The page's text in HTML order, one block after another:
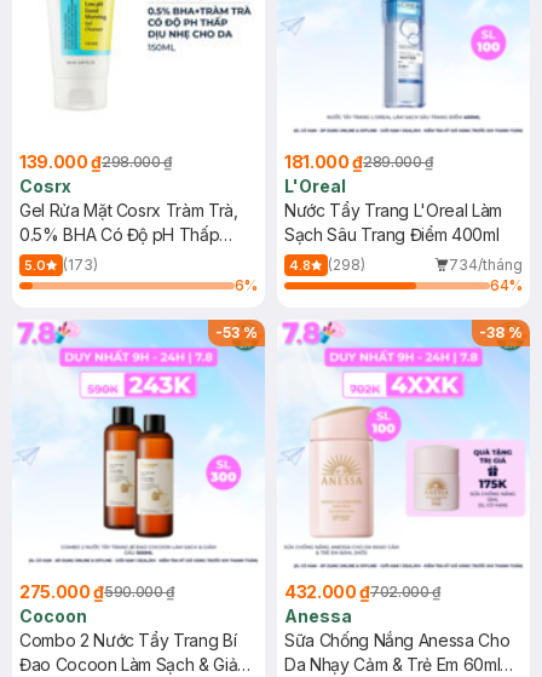
139.000 ₫298.000 ₫
Cosrx
Gel Rửa Mặt Cosrx Tràm Trà,
0.5% BHA Có Độ pH Thấp
150ml
5.0
(173)
6%
181.000 ₫289.000 ₫
L'Oreal
Nước Tẩy Trang L'Oreal Làm
Sạch Sâu Trang Điểm 400ml
4.8 (298)
734/tháng
64%
-53%
275.000 ₫590.000 ₫
Cocoon
Combo 2 Nước Tẩy Trang Bí
Đao Cocoon Làm Sạch & Giảm
-38%
432.000 ₫702.000 ₫
Anessa
Sữa Chống Nắng Anessa Cho
Da Nhạy Cảm & Trẻ Em 60ml